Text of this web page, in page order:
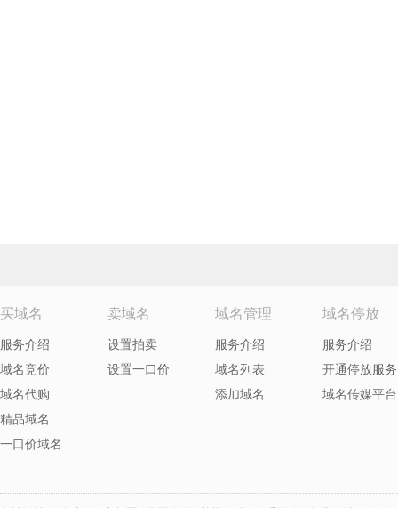
买域名
服务介绍
域名竞价
域名代购
精品域名
一口价域名
卖域名
设置拍卖
设置一口价
域名管理
服务介绍
域名列表
添加域名
域名停放
服务介绍
开通停放服务
域名传媒平台